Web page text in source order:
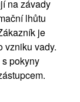
na závady
lhůtu
je
vzniku vady.
pokyny